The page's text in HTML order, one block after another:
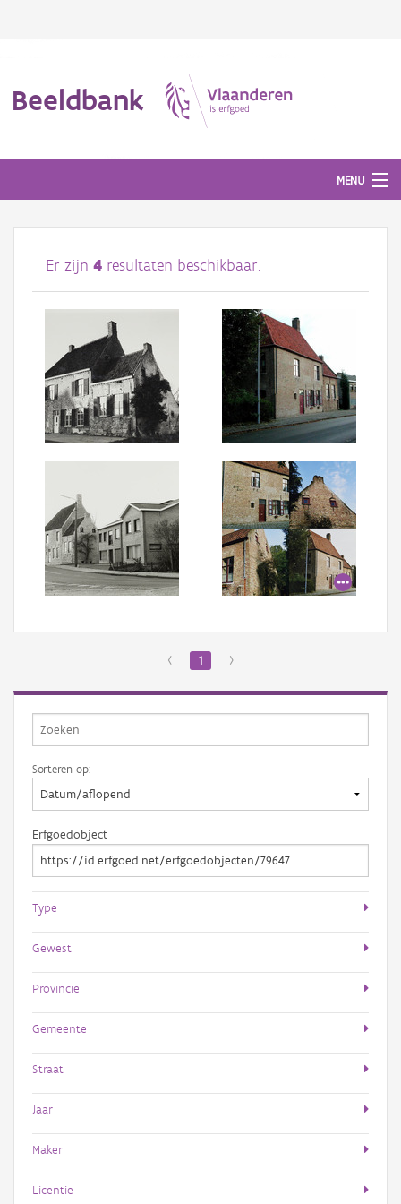
Beeldbank
MENU
Afbeeldingen
#BeeldIndeKijker
Over ons
Aanmelden
Er zijn 4 resultaten beschikbaar.
‹ 1 ›
Sorteren op:
Erfgoedobject
Type
Gewest
Provincie
Gemeente
Straat
Jaar
Maker
Licentie